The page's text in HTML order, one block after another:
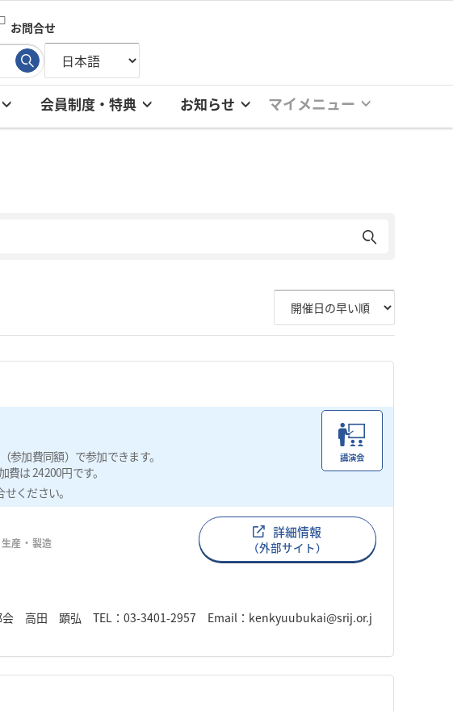
お問合せ
会員制度・特典 お知らせ マイメニュー
参加費同額）で参加できます。
は 24200円です。
ください。
講演会
産・製造
詳細情報
（外部サイト）
高田 顕弘 TEL：03-3401-2957 Email：kenkyuubukai@srij.or.j